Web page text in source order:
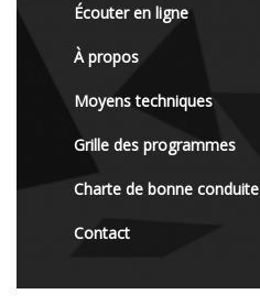
Écouter en ligne
À propos
Moyens techniques
Grille des programmes
Charte de bonne conduite
Contact